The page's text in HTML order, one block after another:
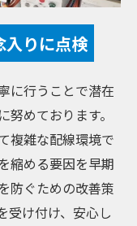
入りに点検
に行うことで潜在
めております。
複雑な配線環境で
縮める要因を早期
防ぐための改善策
受け付け、安心し